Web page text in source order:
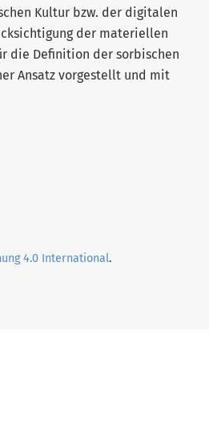
Kultur bzw. der digitalen
der materiellen
die De­fi­nition der sorbischen
Ansatz vorgestellt und mit
4.0 International.